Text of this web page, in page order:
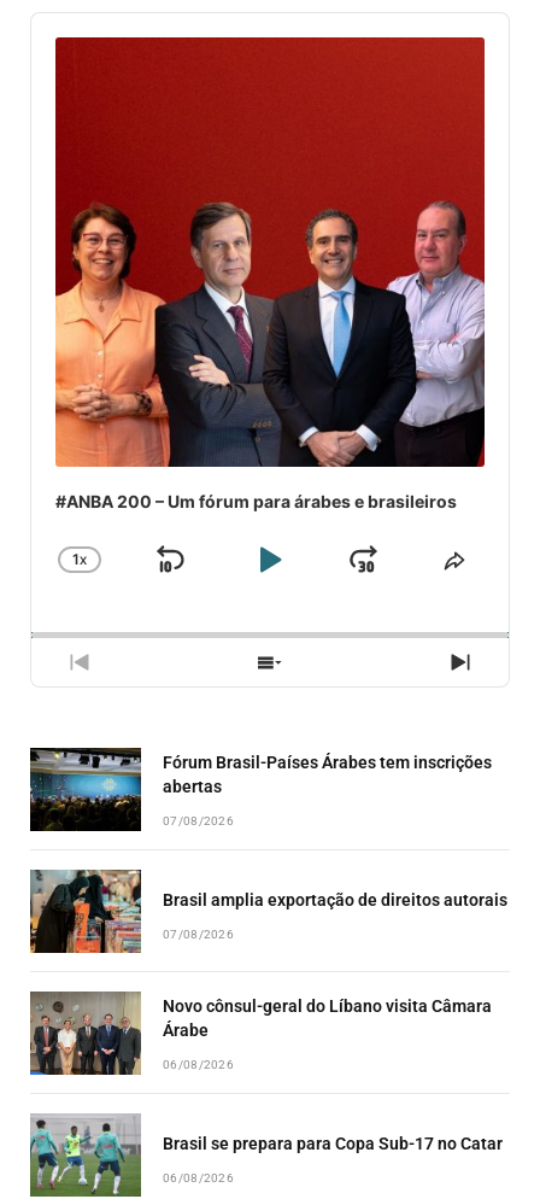
Audio
Player
#ANBA 200 – Um fórum para árabes e brasileiros
CHANGE
1X
SKIP
PLAYJUMP
PREVIOUS
EPISODE
SHOW
EPISODES
NEXT
Fórum Brasil-Países Árabes tem inscrições
abertas
07/08/2026
Brasil amplia exportação de direitos autorais
07/08/2026
Novo cônsul-geral do Líbano visita Câmara
Árabe
06/08/2026
Brasil se prepara para Copa Sub-17 no Catar
06/08/2026